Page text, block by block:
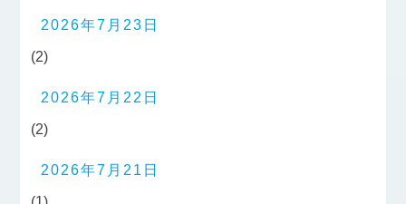
2026年7月23日
(2)
2026年7月22日
(2)
2026年7月21日